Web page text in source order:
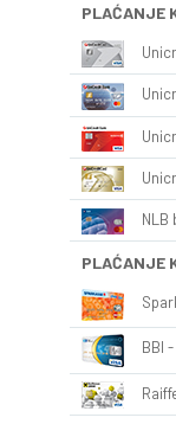
PLAĆANJE
NLB
PLAĆANJE
BBI